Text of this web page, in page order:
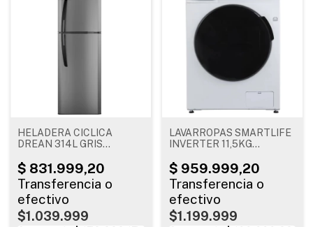
HELADERA CICLICA
DREAN 314L GRIS
$1.039.999
LAVARROPAS SMARTLIFE
INVERTER 11,5KG
WMI1151400W
$1.199.999